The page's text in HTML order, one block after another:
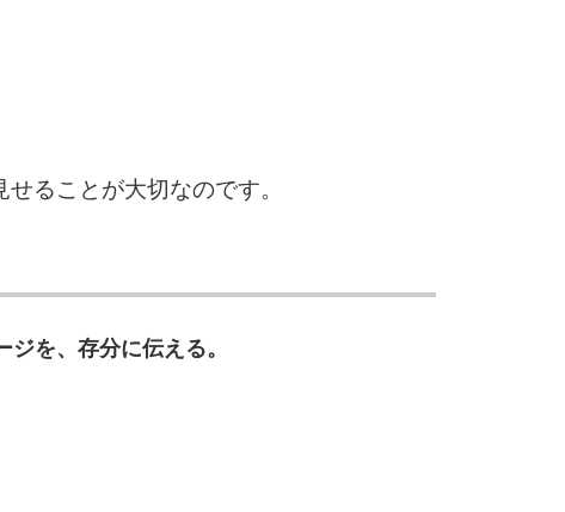
ることが大切なのです。
ジを、存分に伝える。